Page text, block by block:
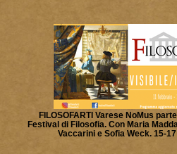
FILOSOFARTI Varese NoMus
Festival di Filosofia. Con Maria
Vaccarini e Sofia Weck. 15-